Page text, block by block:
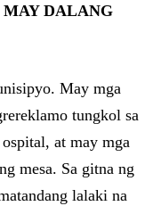
DALANG
May mga
tungkol sa
at may mga
mesa. Sa gitna ng
lalaki na